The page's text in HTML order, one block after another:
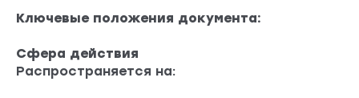
Ключевые положения документа:
Сфера действия
Распространяется на: